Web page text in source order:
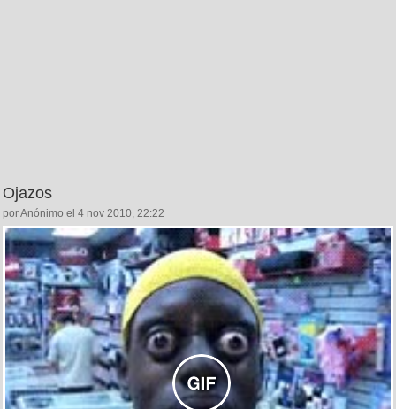
Ojazos
por Anónimo el 4 nov 2010, 22:22